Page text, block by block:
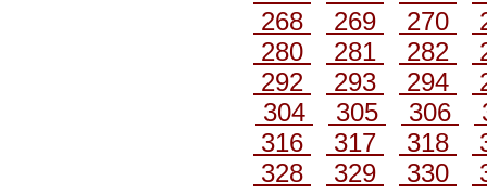
268
269 270
280
281 282
292
293 294
304
305 306
316
317 318
328
329 330